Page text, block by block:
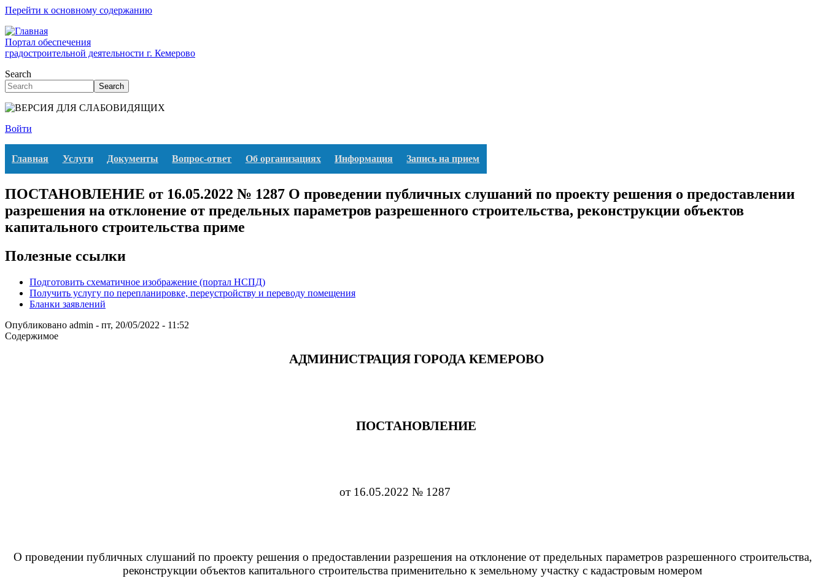
Перейти к основному содержанию
Портал обеспечения
градостроительной деятельности г. Кемерово
Search
Search
Войти
Главная Услуги Документы Вопрос-ответ Об организациях Информация Запись на прием
ПОСТАНОВЛЕНИЕ от 16.05.2022 № 1287 О проведении публичных слушаний по проекту решения о предоставлении
разрешения на отклонение от предельных параметров разрешенного строительства, реконструкции объектов
капитального строительства приме
Полезные ссылки
Подготовить схематичное изображение (портал НСПД)
Получить услугу по перепланировке, переустройству и переводу помещения
Бланки заявлений
Опубликовано admin - пт, 20/05/2022 - 11:52
Содержимое
АДМИНИСТРАЦИЯ ГОРОДА КЕМЕРОВО
ПОСТАНОВЛЕНИЕ
от 16.05.2022 № 1287
О проведении публичных слушаний по проекту решения о предоставлении разрешения на отклонение от предельных параметров разрешенного строительства,
реконструкции объектов капитального строительства применительно к земельному участку с кадастровым номером